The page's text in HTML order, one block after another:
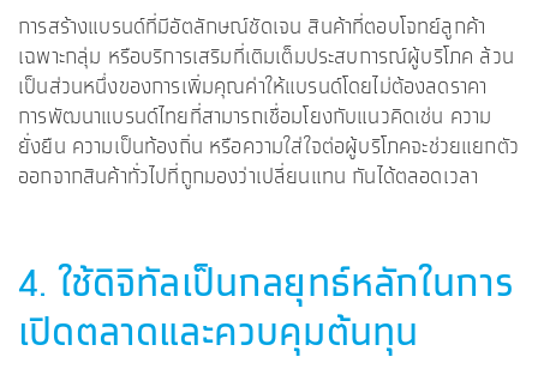
การสร้างแบรนด์ที่มีอัตลักษณ์ชัดเจน สินค้าที่ตอบโจทย์ลูกค้า
เฉพาะกลุ่ม หรือบริการเสริมที่เติมเต็มประสบการณ์ผู้บริโภค ล้วน
เป็นส่วนหนึ่งของการเพิ่มคุณค่าให้แบรนด์โดยไม่ต้องลดราคา
การพัฒนาแบรนด์ไทยที่สามารถเชื่อมโยงกับแนวคิดเช่น ความ
ยั่งยืน ความเป็นท้องถิ่น หรือความใส่ใจต่อผู้บริโภคจะช่วยแยกตัว
ออกจากสินค้าทั่วไปที่ถูกมองว่าเปลี่ยนแทน กันได้ตลอดเวลา
4. ใช้ดิจิทัลเป็นกลยุทธ์หลักในการ
เปิดตลาดและควบคุมต้นทุน